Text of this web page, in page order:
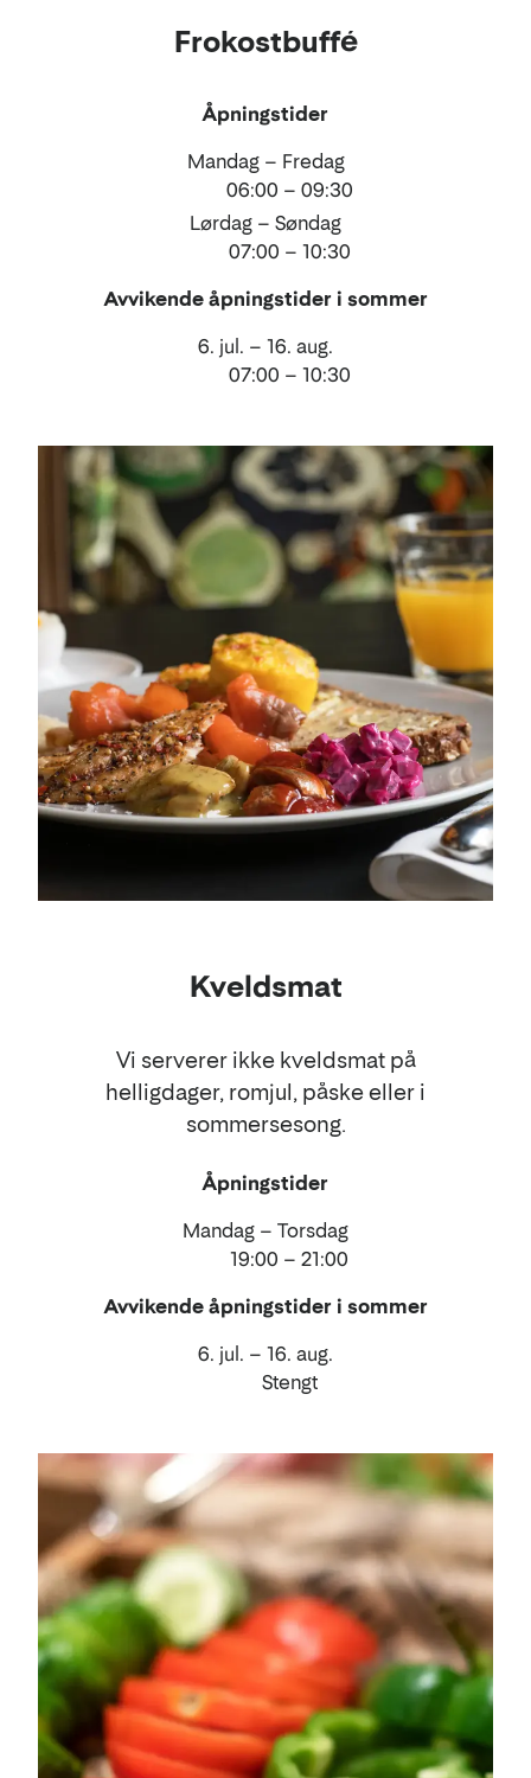
Frokostbuffé
Åpningstider
Mandag – Fredag
06:00 – 09:30
Lørdag – Søndag
07:00 – 10:30
Avvikende åpningstider i sommer
6. jul. – 16. aug.
07:00 – 10:30
Kveldsmat
Vi serverer ikke kveldsmat på
helligdager, romjul, påske eller i
sommersesong.
Åpningstider
Mandag – Torsdag
19:00 – 21:00
Avvikende åpningstider i sommer
6. jul. – 16. aug.
Stengt